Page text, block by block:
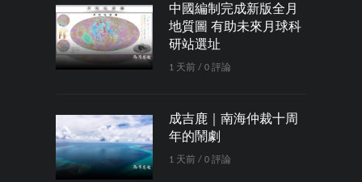
中國編制完成新版全月
地質圖 有助未來月球科
研站選址
1 天前 / 0 評論
成吉鹿｜南海仲裁十周
年的鬧劇
1 天前 / 0 評論